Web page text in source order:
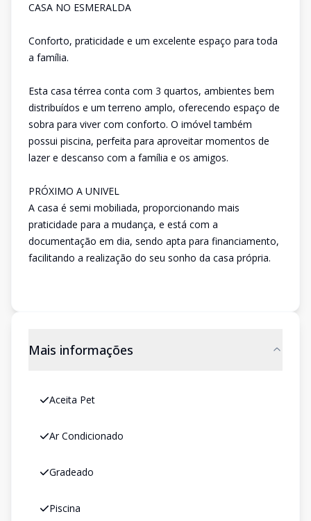
CASA NO ESMERALDA
Conforto, praticidade e um excelente espaço para toda
a família.
Esta casa térrea conta com 3 quartos, ambientes bem
distribuídos e um terreno amplo, oferecendo espaço de
sobra para viver com conforto. O imóvel também
possui piscina, perfeita para aproveitar momentos de
lazer e descanso com a família e os amigos.
PRÓXIMO A UNIVEL
A casa é semi mobiliada, proporcionando mais
praticidade para a mudança, e está com a
documentação em dia, sendo apta para financiamento,
facilitando a realização do seu sonho da casa própria.
Mais informações
Aceita Pet
Ar Condicionado
Gradeado
Piscina